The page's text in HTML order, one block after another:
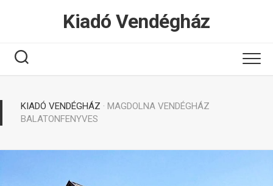
Kiadó Vendégház
KIADÓ VENDÉGHÁZ · MAGDOLNA VENDÉGHÁZ
BALATONFENYVES